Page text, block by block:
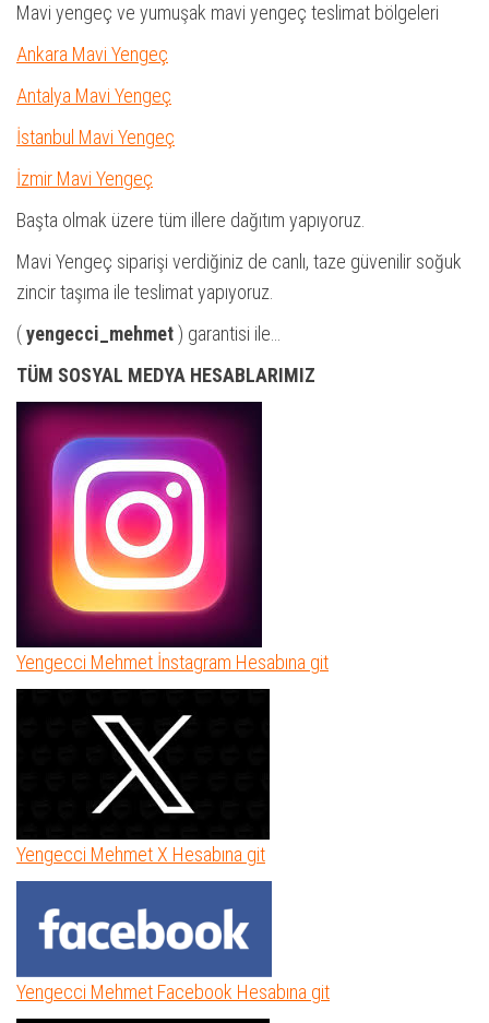
Mavi yengeç ve yumuşak mavi yengeç teslimat bölgeleri
Ankara Mavi Yengeç
Antalya Mavi Yengeç
İstanbul Mavi Yengeç
İzmir Mavi Yengeç
Başta olmak üzere tüm illere dağıtım yapıyoruz.
Mavi Yengeç siparişi verdiğiniz de canlı, taze güvenilir soğuk
zincir taşıma ile teslimat yapıyoruz.
(yengecci_mehmet) garantisi ile…
TÜM SOSYAL MEDYA HESABLARIMIZ
Yengecci Mehmet İnstagram Hesabına git
Yengecci Mehmet X Hesabına git
Yengecci Mehmet Facebook Hesabına git